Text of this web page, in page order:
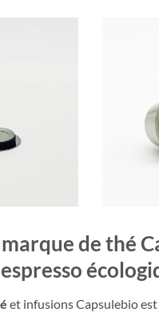
marque de thé
et infusions Capsulebio est